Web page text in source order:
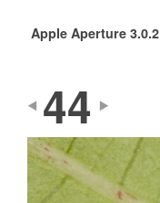
Apple Aperture 3.0.2
44